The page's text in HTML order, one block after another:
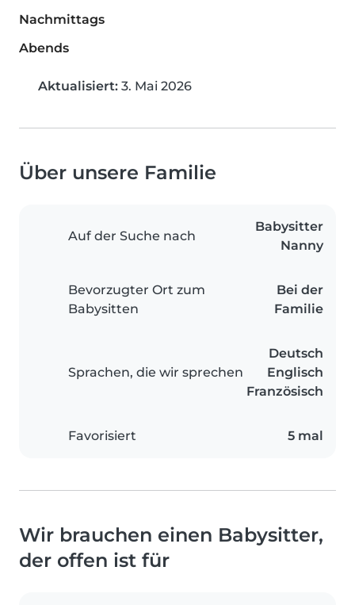
Nachmittags
Abends
Aktualisiert: 3. Mai 2026
Über unsere Familie
Auf der Suche nach
Babysitter
Nanny
Bevorzugter Ort zum
Babysitten
Bei der
Familie
Sprachen, die wir sprechen
Deutsch
Englisch
Französisch
Favorisiert 5 mal
Wir brauchen einen Babysitter,
der offen ist für